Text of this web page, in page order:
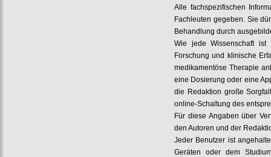
Alle fachspezifischen
Fachleuten gegeben. Sie
Behandlung durch
Wie jede Wissenschaft ist
Forschung und klinische
medikamentöse Therapie
eine Dosierung oder eine
die Redaktion große
online-Schaltung des
Für diese Angaben über
den Autoren und der
Jeder Benutzer ist
Geräten oder dem